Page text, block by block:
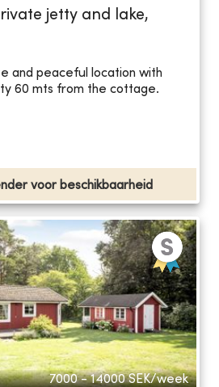
jetty and lake,
and peaceful location with
60 mts from the cottage.
voor beschikbaarheid
7000 - 14000 SEK/week